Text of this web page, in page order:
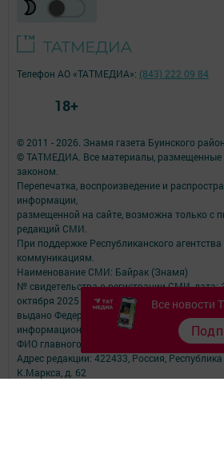
Все новости
© 2011 - 2026. Знамя газета Буинского
© ТАТМЕДИА. Все материалы, размещенные
законом.
Перепечатка, воспроизведение и
информации,
размещенной на сайте, возможна только с
редакций СМИ.
При поддержке Республиканского
коммуникациям.
Наименование СМИ: Байрак (Знамя)
№ свидетельства о регистрации СМИ,
октября 2025 года
выдано Федеральной службой по надзору в
информационных технологий и массовых
ФИО главного редактора: Котельникова
Адрес редакции: 422433, Россия, Республика
К.Маркса, д. 62
Телефон АО «ТАТМЕДИА»: (843) 222 09 84
18+